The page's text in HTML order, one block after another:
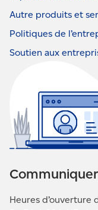
Autre produits et
Politiques de
Soutien aux
Heures d’ouverture